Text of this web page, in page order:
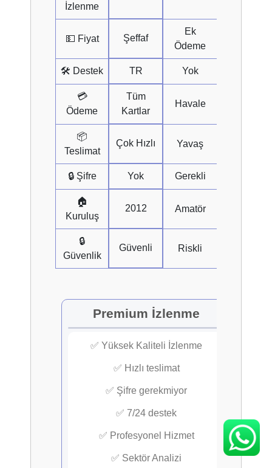
İzlenme
💵 Fiyat Şeffaf
Ek
Ödeme
🛠 Destek TR Yok
💳
Ödeme
Tüm
Kartlar
Havale
📦
Teslimat
Çok Hızlı Yavaş
🔒 Şifre Yok Gerekli
🏠
Kuruluş
2012 Amatör
🔒
Güvenlik
Güvenli Riskli
Premium İzlenme
✅ Yüksek Kaliteli İzlenme
✅ Hızlı teslimat
✅ Şifre gerekmiyor
✅ 7/24 destek
✅ Profesyonel Hizmet
✅ Sektör Analizi